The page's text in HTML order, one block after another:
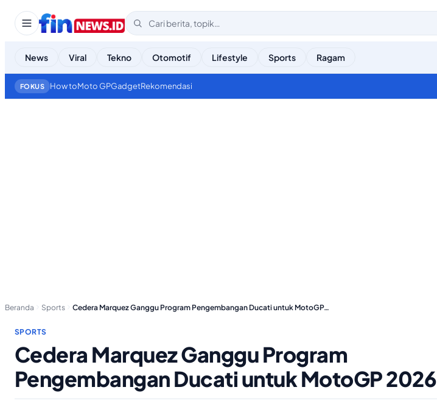
News Viral Tekno Otomotif Lifestyle Sports Ragam
FOKUS How toMoto GPGadgetRekomendasi
Beranda Sports Cedera Marquez Ganggu Program Pengembangan Ducati untuk MotoGP…
SPORTS
Cedera Marquez Ganggu Program
Pengembangan Ducati untuk MotoGP 2026